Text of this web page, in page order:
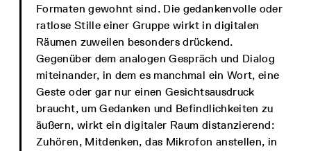
Formaten gewohnt sind. Die gedankenvolle oder
ratlose Stille einer Gruppe wirkt in digitalen
Räumen zuweilen besonders drückend.
Gegenüber dem analogen Gespräch und Dialog
miteinander, in dem es manchmal ein Wort, eine
Geste oder gar nur einen Gesichtsausdruck
braucht, um Gedanken und Befindlichkeiten zu
äußern, wirkt ein digitaler Raum distanzierend:
Zuhören, Mitdenken, das Mikrofon anstellen, in